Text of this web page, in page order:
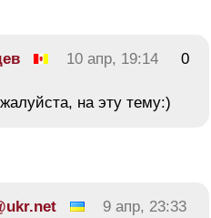
10 апр, 19:14 0
на эту тему:)
9 апр, 23:33